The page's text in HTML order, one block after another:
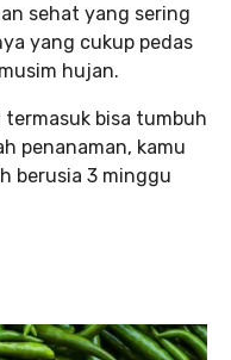
sehat yang sering
yang cukup pedas
hujan.
bisa tumbuh
penanaman, kamu
berusia 3 minggu